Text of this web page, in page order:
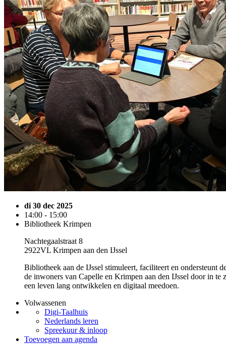
di 30 dec 2025
14:00 - 15:00
Bibliotheek Krimpen
Nachtegaalstraat 8
2922VL Krimpen aan den IJssel
Bibliotheek aan de IJssel stimuleert, faciliteert en ondersteunt
de inwoners van Capelle en Krimpen aan den IJssel door in te
een leven lang ontwikkelen en digitaal meedoen.
Volwassenen
Digi-Taalhuis
Nederlands leren
Spreekuur & inloop
Toevoegen aan agenda